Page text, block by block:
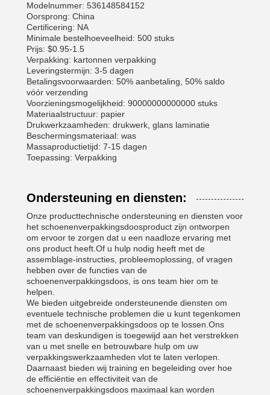
Modelnummer: 536148584152
Oorsprong: China
Certificering: NA
Minimale bestelhoeveelheid: 500 stuks
Prijs: $0.95-1.5
Verpakking: kartonnen verpakking
Leveringstermijn: 3-5 dagen
Betalingsvoorwaarden: 50% aanbetaling, 50% saldo
vóór verzending
Voorzieningsmogelijkheid: 90000000000000 stuks
Materiaalstructuur: papier
Drukwerkzaamheden: drukwerk, glans laminatie
Beschermingsmateriaal: was
Massaproductietijd: 7-15 dagen
Toepassing: Verpakking
Ondersteuning en diensten:
Onze producttechnische ondersteuning en diensten voor
het schoenenverpakkingsdoosproduct zijn ontworpen
om ervoor te zorgen dat u een naadloze ervaring met
ons product heeft.Of u hulp nodig heeft met de
assemblage-instructies, probleemoplossing, of vragen
hebben over de functies van de
schoenenverpakkingsdoos, is ons team hier om te
helpen.
We bieden uitgebreide ondersteunende diensten om
eventuele technische problemen die u kunt tegenkomen
met de schoenenverpakkingsdoos op te lossen.Ons
team van deskundigen is toegewijd aan het verstrekken
van u met snelle en betrouwbare hulp om uw
verpakkingswerkzaamheden vlot te laten verlopen.
Daarnaast bieden wij training en begeleiding over hoe
de efficiëntie en effectiviteit van de
schoenenverpakkingsdoos maximaal kan worden